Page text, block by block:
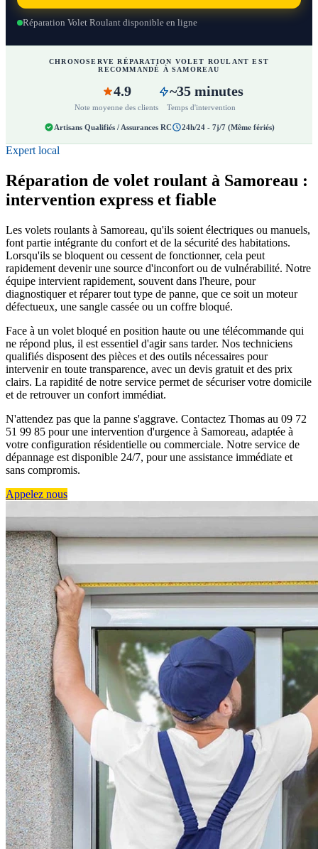
Réparation Volet Roulant disponible en ligne
CHRONOSERVE RÉPARATION VOLET ROULANT EST
RECOMMANDÉ À SAMOREAU
4.9
Note moyenne des clients
~35 minutes
Temps d'intervention
Artisans Qualifiés / Assurances RC 24h/24 - 7j/7 (Même fériés)
Expert local
Réparation de volet roulant à Samoreau :
intervention express et fiable
Les volets roulants à Samoreau, qu'ils soient électriques ou manuels,
font partie intégrante du confort et de la sécurité des habitations.
Lorsqu'ils se bloquent ou cessent de fonctionner, cela peut
rapidement devenir une source d'inconfort ou de vulnérabilité. Notre
équipe intervient rapidement, souvent dans l'heure, pour
diagnostiquer et réparer tout type de panne, que ce soit un moteur
défectueux, une sangle cassée ou un coffre bloqué.
Face à un volet bloqué en position haute ou une télécommande qui
ne répond plus, il est essentiel d'agir sans tarder. Nos techniciens
qualifiés disposent des pièces et des outils nécessaires pour
intervenir en toute transparence, avec un devis gratuit et des prix
clairs. La rapidité de notre service permet de sécuriser votre domicile
et de retrouver un confort immédiat.
N'attendez pas que la panne s'aggrave. Contactez Thomas au 09 72
51 99 85 pour une intervention d'urgence à Samoreau, adaptée à
votre configuration résidentielle ou commerciale. Notre service de
dépannage est disponible 24/7, pour une assistance immédiate et
sans compromis.
Appelez nous